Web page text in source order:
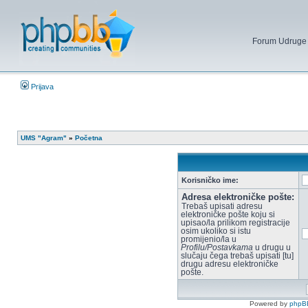
Forum
Prijava
UMS "Agram" » Početna
Korisničko ime:
Adresa elektroničke pošte:
Trebaš upisati adresu
elektroničke pošte koju si
upisao/la prilikom registracije
osim ukoliko si istu
promijenio/la u
Profilu/Postavkama u drugu u
slučaju čega trebaš upisati [tu]
drugu adresu elektroničke
pošte.
Powered by